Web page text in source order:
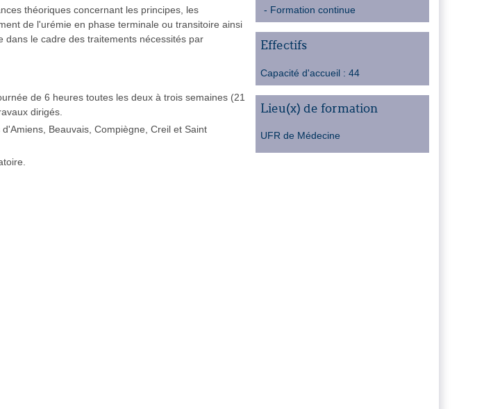
théoriques concernant les principes, les
de l'urémie en phase terminale ou transitoire ainsi
le cadre des traitements nécessités par
de 6 heures toutes les deux à trois semaines (21
dirigés.
Beauvais, Compiègne, Creil et Saint
Formation continue
Effectifs
Capacité d'accueil : 44
Lieu(x) de formation
UFR de Médecine